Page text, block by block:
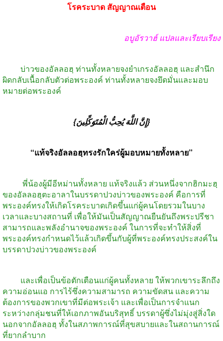
โรคระบาด สัญญาณเตือน
อบูอัรวาฮ์ แปลและเรียบเรียง
บ่าวของอัลลอฮฺ ท่านทั้งหลายจงยำเกรงอัลลอฮฺ และสำนึก
ผิดกลับเนื้อกลับตัวต่อพระองค์ ท่านทั้งหลายจงยึดมั่นและมอบ
หมายต่อพระองค์
{إِنَّ اللَّهَ يُحِبُّ الْمُتَوَكِّلِينَ}
“แท้จริงอัลลอฮฺทรงรักใคร่ผู้มอบหมายทั้งหลาย”
พี่น้องผู้มีอีหม่านทั้งหลาย แท้จริงแล้ว ส่วนหนึ่งจากฮิกมะฮฺ
ของอัลลอฮฺตะอาลาในบรรดาปวงบ่าวของพระองค์ คือการที่
พระองค์ทรงให้เกิดโรคระบาดเกิดขึ้นแก่ผู้คนโดยรวมในบาง
เวลาและบางสถานที่ เพื่อให้มันเป็นสัญญาณยืนยันถึงพระปรีชา
สามารถและพลังอำนาจของพระองค์ ในการที่จะทำให้สิ่งที่
พระองค์ทรงกำหนดไว้แล้วเกิดขึ้นกับผู้ที่พระองค์ทรงประสงค์ใน
บรรดาปวงบ่าวของพระองค์
และเพื่อเป็นข้อตักเตือนแก่ผู้คนทั้งหลาย ให้พวกเขาระลึกถึง
ความอ่อนแอ การไร้ซึ่งความสามารถ ความขัดสน และความ
ต้องการของพวกเขาที่มีต่อพระเจ้า และเพื่อเป็นการจำแนก
ระหว่างกลุ่มชนที่ให้เอกภาพอันบริสุทธิ์บรรดาผู้ซึ่งไม่มุ่งสู่สิ่งใด
นอกจากอัลลอฮฺ ทั้งในสภาพการณ์ที่สุขสบายและในสถานการณ์
ที่ยากลำบาก